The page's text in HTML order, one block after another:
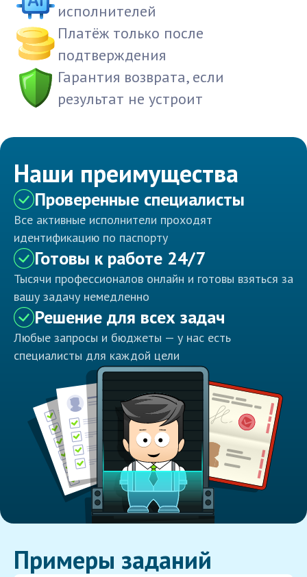
исполнителей
Платёж только после
подтверждения
Гарантия возврата, если
результат не устроит
Наши преимущества
Проверенные специалисты
Все активные исполнители проходят
идентификацию по паспорту
Готовы к работе 24/7
Тысячи профессионалов онлайн и готовы взяться за
вашу задачу немедленно
Решение для всех задач
Любые запросы и бюджеты — у нас есть
специалисты для каждой цели
Примеры заданий